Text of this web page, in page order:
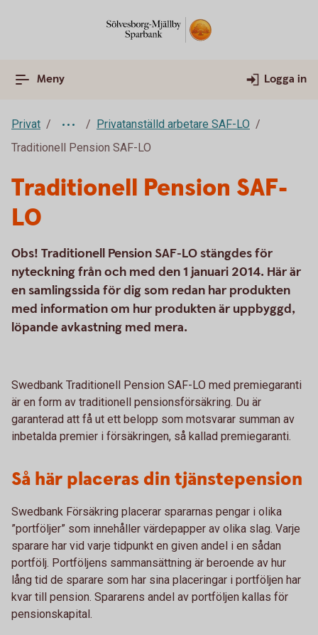
Meny Logga in
Privat
Privatanställd arbetare SAF-LO
Traditionell Pension SAF-LO
Traditionell Pension SAF-
LO
Obs! Traditionell Pension SAF-LO stängdes för
nyteckning från och med den 1 januari 2014. Här är
en samlingssida för dig som redan har produkten
med information om hur produkten är uppbyggd,
löpande avkastning med mera.
Swedbank Traditionell Pension SAF-LO med premiegaranti
är en form av traditionell pensionsförsäkring. Du är
garanterad att få ut ett belopp som motsvarar summan av
inbetalda premier i försäkringen, så kallad premiegaranti.
Så här placeras din tjänstepension
Swedbank Försäkring placerar spararnas pengar i olika
”portföljer” som innehåller värdepapper av olika slag. Varje
sparare har vid varje tidpunkt en given andel i en sådan
portfölj. Portföljens sammansättning är beroende av hur
lång tid de sparare som har sina placeringar i portföljen har
kvar till pension. Spararens andel av portföljen kallas för
pensionskapital.